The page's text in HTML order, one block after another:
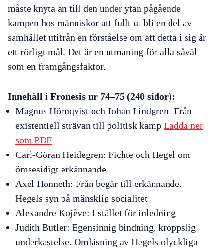
måste knyta an till den under ytan pågående
kampen hos människor att fullt ut bli en del av
samhället utifrån en förståelse om att detta i sig är
ett rörligt mål. Det är en utmaning för alla såväl
som en framgångsfaktor.
Innehåll i Fronesis nr 74–75 (240 sidor):
Magnus Hörnqvist och Johan Lindgren: Från
existentiell strävan till politisk kamp Ladda ner
som PDF
Carl-Göran Heidegren: Fichte och Hegel om
ömsesidigt erkännande
Axel Honneth: Från begär till erkännande.
Hegels syn på mänsklig socialitet
Alexandre Kojève: I stället för inledning
Judith Butler: Egensinnig bindning, kroppslig
underkastelse. Omläsning av Hegels olyckliga